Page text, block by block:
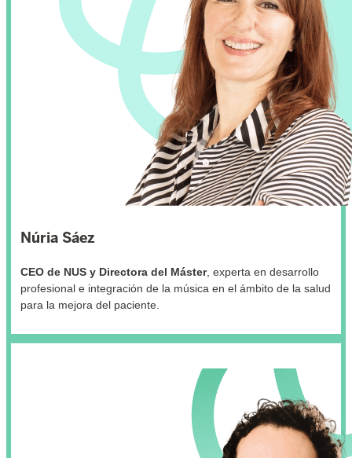
Núria Sáez
CEO de NUS y Directora del Máster, experta en desarrollo
profesional e integración de la música en el ámbito de la salud
para la mejora del paciente.